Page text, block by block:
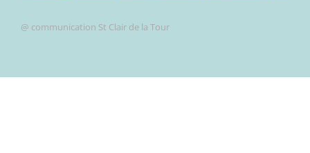
@ communication St Clair de la Tour